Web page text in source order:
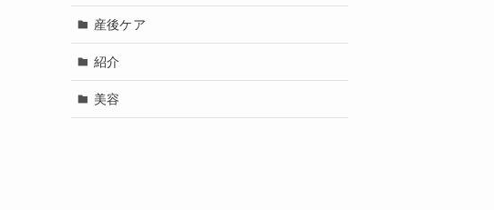
産後ケア
紹介
美容